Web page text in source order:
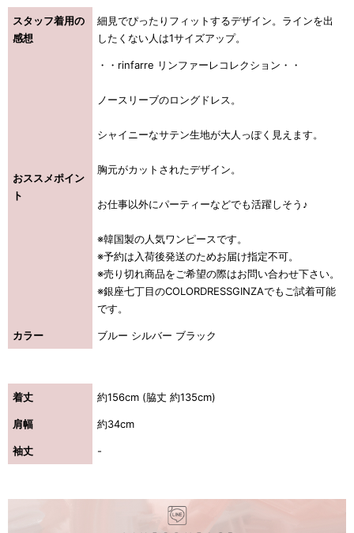
スタッフ着用の
感想
細見でぴったりフィットするデザイン。ラインを出
したくない人は1サイズアップ。
おススメポイン
ト
・・rinfarre リンファーレコレクション・・
ノースリーブのロングドレス。
シャイニーなサテン生地が大人っぽく見えます。
胸元がカットされたデザイン。
お仕事以外にパーティーなどでも活躍しそう♪
※韓国製の人気ワンピースです。
※予約は入荷後発送のためお届け指定不可。
※売り切れ商品をご希望の際はお問い合わせ下さい。
※銀座七丁目のCOLORDRESSGINZAでもご試着可能
です。
カラー ブルー シルバー ブラック
着丈 約156cm (脇丈 約135cm)
肩幅 約34cm
袖丈 -